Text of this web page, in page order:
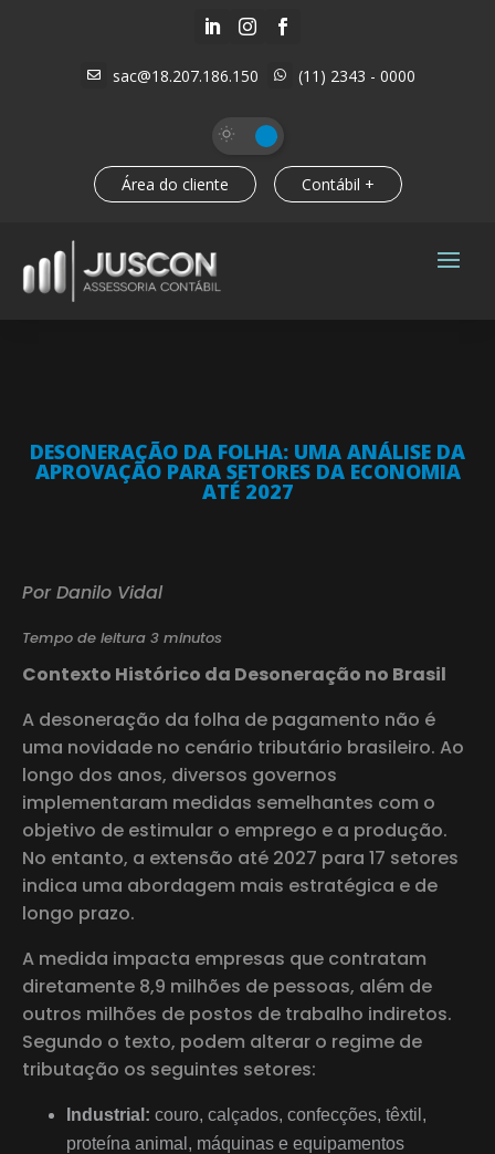
  
 sac@18.207.186.150  (11) 2343 - 0000
Área do cliente Contábil +
DESONERAÇÃO DA FOLHA: UMA ANÁLISE DA
APROVAÇÃO PARA SETORES DA ECONOMIA
ATÉ 2027
Por Danilo Vidal
Tempo de leitura 3 minutos
Contexto Histórico da Desoneração no Brasil
A desoneração da folha de pagamento não é
uma novidade no cenário tributário brasileiro. Ao
longo dos anos, diversos governos
implementaram medidas semelhantes com o
objetivo de estimular o emprego e a produção.
No entanto, a extensão até 2027 para 17 setores
indica uma abordagem mais estratégica e de
longo prazo.
A medida impacta empresas que contratam
diretamente 8,9 milhões de pessoas, além de
outros milhões de postos de trabalho indiretos.
Segundo o texto, podem alterar o regime de
tributação os seguintes setores:
Industrial: couro, calçados, confecções, têxtil,
proteína animal, máquinas e equipamentos